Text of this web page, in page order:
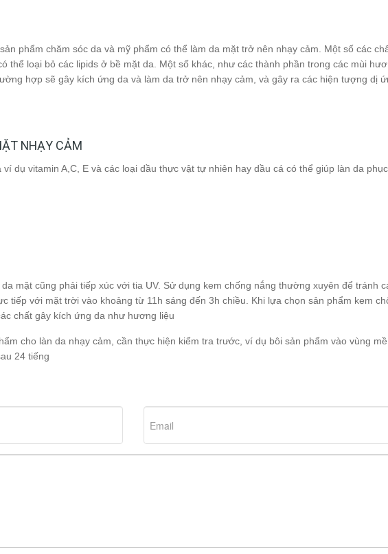
phẩm chăm sóc da và mỹ phẩm có thể làm da mặt trở nên nhạy cảm. Một số các
thể loại bỏ các lipids ở bề mặt da. Một số khác, như các thành phần trong các mùi
hợp sẽ gây kích ứng da và làm da trở nên nhạy cảm, và gây ra các hiện tượng dị
NHẠY CẢM
dụ vitamin A,C, E và các loại dầu thực vật tự nhiên hay dầu cá có thể giúp làn da
mặt cũng phải tiếp xúc với tia UV. Sử dụng kem chống nắng thường xuyên để tránh
tiếp với mặt trời vào khoảng từ 11h sáng đến 3h chiều. Khi lựa chọn sản phẩm kem
chất gây kích ứng da như hương liệu
cho làn da nhạy cảm, cần thực hiện kiểm tra trước, ví dụ bôi sản phẩm vào vùng
24 tiếng